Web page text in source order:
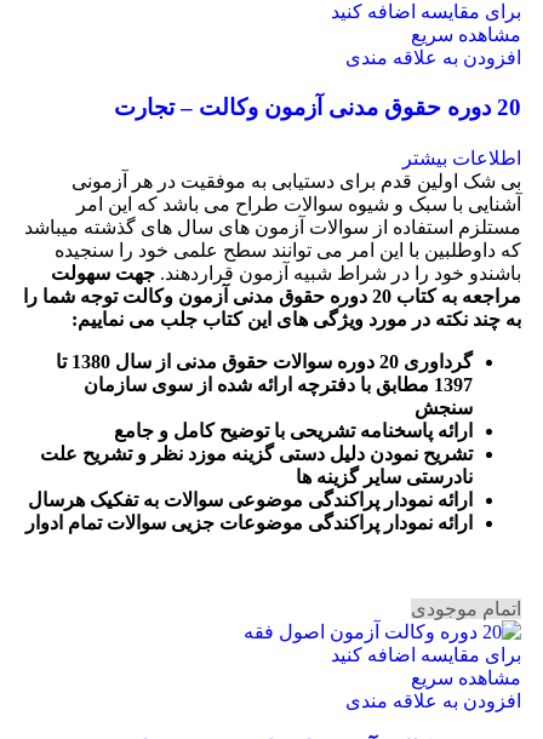
برای مقایسه اضافه کنید
مشاهده سریع
افزودن به علاقه مندی
20 دوره حقوق مدنی آزمون وکالت – تجارت
اطلاعات بیشتر
بی شک اولین قدم برای دستیابی به موفقیت در هر آزمونی
آشنایی با سبک و شیوه سوالات طراح می باشد که این امر
مستلزم استفاده از سوالات آزمون های سال های گذشته میباشد
که داوطلبین با این امر می توانند سطح علمی خود را سنجیده
باشندو خود را در شراط شبیه آزمون قراردهند. جهت سهولت
مراجعه به کتاب 20 دوره حقوق مدنی آزمون وکالت
توجه شما را
به چند نکته در مورد ویژگی های این کتاب جلب می نماییم:
گرداوری 20 دوره سوالات حقوق مدنی از سال 1380 تا
1397 مطابق با دفترچه ارائه شده از سوی سازمان
سنجش
ارائه پاسخنامه تشریحی با توضیح کامل و جامع
تشریح نمودن دلیل دستی گزینه موزد نظر و تشریح علت
نادرستی سایر گزینه ها
ارائه نمودار پراکندگی موضوعی سوالات به تفکیک هرسال
رائه نمودار پراکندگی موضوعات جزیی سوالات تمام ادوار
اتمام موجودی
برای مقایسه اضافه کنید
مشاهده سریع
افزودن به علاقه مندی